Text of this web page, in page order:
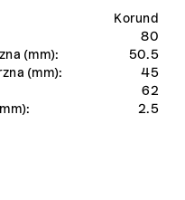
Korund
80
(mm):
50.5
(mm):
45
62
2.5